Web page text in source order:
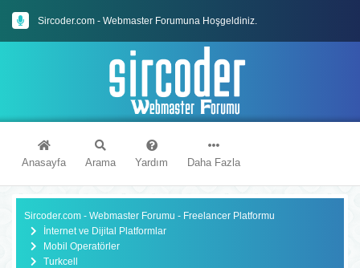
Sircoder.com - Webmaster Forumuna Hoşgeldiniz.
Sircoder.com Webmaster Forumu Kuralları
Anasayfa Arama Yardım Daha Fazla
Sircoder.com - Webmaster Forumu - Freelancer Platformu
İnternet ve Dijital Platformlar
Mobil Operatörler
Turkcell